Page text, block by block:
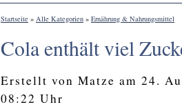
Startseite » Alle Kategorien » Ernährung & Nahrungsmittel
Cola enthält viel
Erstellt von Matze am 24.
08:22 Uhr